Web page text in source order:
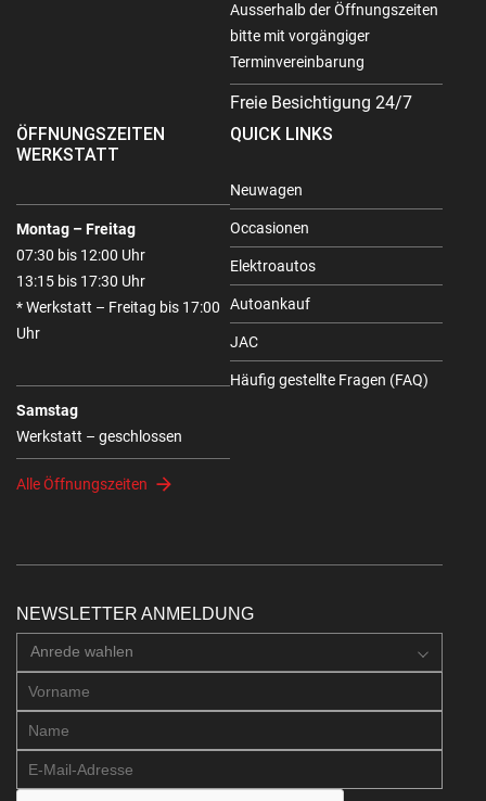
Ausserhalb der Öffnungszeiten
bitte mit vorgängiger
Terminvereinbarung
Freie Besichtigung 24/7
ÖFFNUNGSZEITEN
WERKSTATT
Montag – Freitag
07:30 bis 12:00 Uhr
13:15 bis 17:30 Uhr
* Werkstatt – Freitag bis 17:00
Uhr
Samstag
Werkstatt – geschlossen
Alle Öffnungszeiten
QUICK LINKS
Neuwagen
Occasionen
Elektroautos
Autoankauf
JAC
Häufig gestellte Fragen (FAQ)
NEWSLETTER ANMELDUNG
Anrede wahlen